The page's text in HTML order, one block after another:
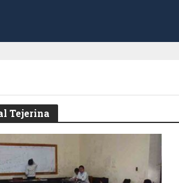
Tejerina